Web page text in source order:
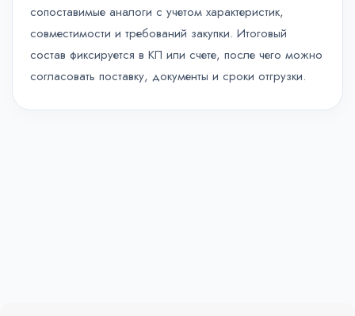
сопоставимые аналоги с учетом характеристик,
совместимости и требований закупки. Итоговый
состав фиксируется в КП или счете, после чего можно
согласовать поставку, документы и сроки отгрузки.